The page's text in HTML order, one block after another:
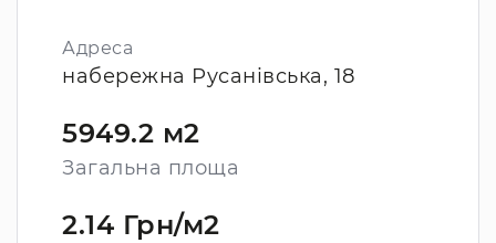
Адреса
набережна Русанівська, 18
5949.2 м2
Загальна площа
2.14 Грн/м2